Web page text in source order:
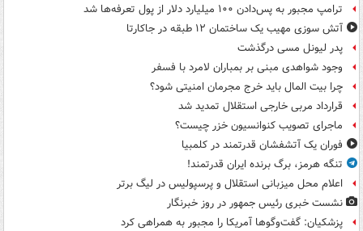
ترامپ مجبور به پس‌دادن ۱۰۰ میلیارد دلار از پول تعرفه‌ها شد
آتش سوزی مهیب یک ساختمان ۱۲ طبقه در جاکارتا
پدر لیونل مسی درگذشت
وجود شواهدی مبنی بر بمباران لامرد با فسفر
چرا بیت المال باید خرج مجرمان امنیتی شود؟
قرارداد مربی خارجی استقلال تمدید شد
ماجرای تصویب کنوانسیون خزر چیست؟
فوران یک آتشفشان قدرتمند در کلمبیا
تنگه هرمز، برگ برنده ایران قدرتمند!
اعلام محل میزبانی استقلال و پرسپولیس در لیگ برتر
نشست خبری رئیس جمهور در روز خبرنگار
پزشکیان: گفت‌وگوها آمریکا را مجبور به همراهی کرد